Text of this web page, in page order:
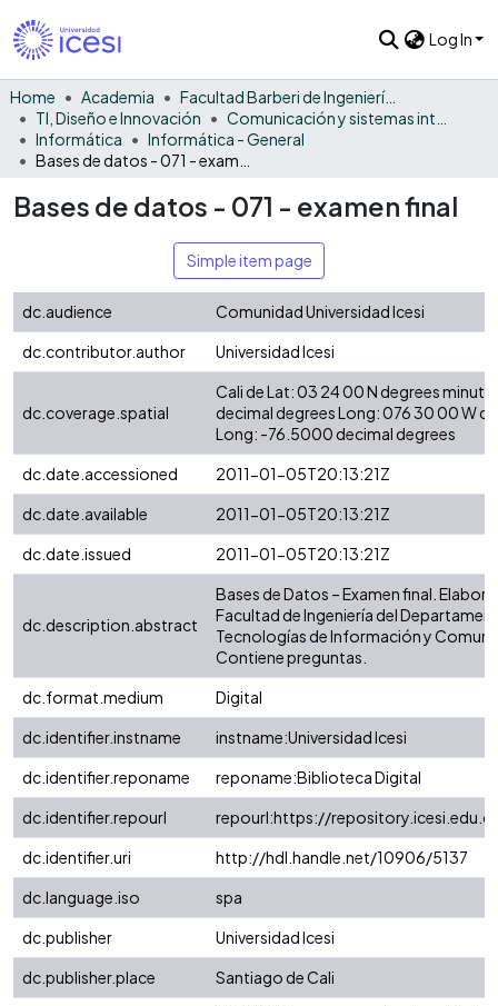
Log In
Home Academia
Facultad Barberi de Ingeniería, Diseño y Ciencias Aplicadas
TI, Diseño e Innovación
Informática
Informática - General
Bases de datos - 071 - examen final
Simple item page
dc.audience
Comunidad Universidad Icesi
dc.contributor.author
Universidad Icesi
dc.coverage.spatial
Cali de Lat: 03 24 00 N degrees
decimal degrees Long: 076 30 00 W
Long: -76.5000 decimal degrees
dc.date.accessioned
2011-01-05T20:13:21Z
dc.date.available
2011-01-05T20:13:21Z
dc.date.issued
2011-01-05T20:13:21Z
dc.description.abstract
Bases de Datos – Examen final.
Facultad de Ingeniería del
Tecnologías de Información y
Contiene preguntas.
dc.format.medium
Digital
dc.identifier.instname
instname:Universidad Icesi
dc.identifier.reponame
reponame:Biblioteca Digital
dc.identifier.repourl
repourl:https://
dc.identifier.uri
http://hdl.handle.net/10906/5137
dc.language.iso
spa
dc.publisher
Universidad Icesi
dc.publisher.place
Santiago de Cali